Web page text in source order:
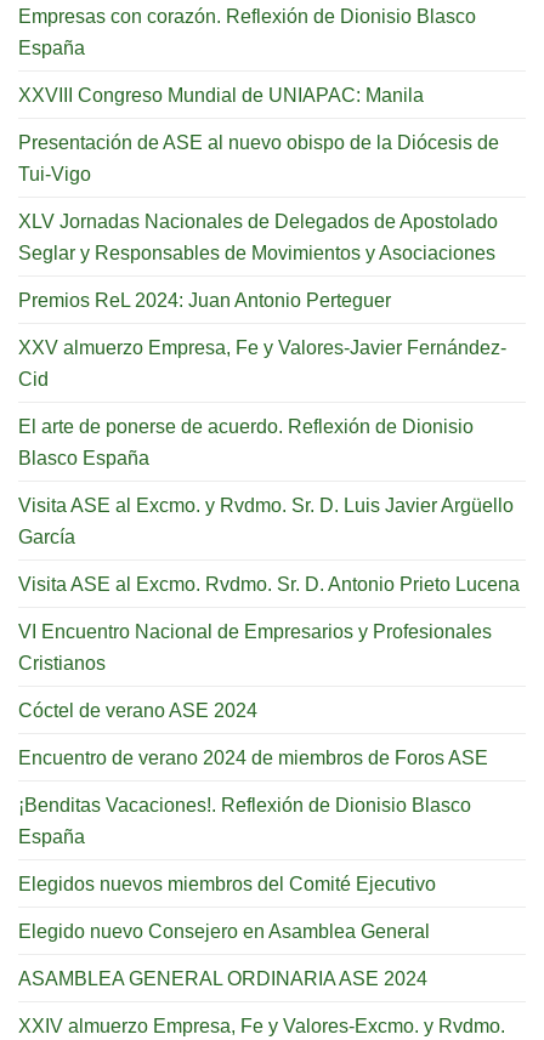
Empresas con corazón. Reflexión de Dionisio Blasco
España
XXVIII Congreso Mundial de UNIAPAC: Manila
Presentación de ASE al nuevo obispo de la Diócesis de
Tui-Vigo
XLV Jornadas Nacionales de Delegados de Apostolado
Seglar y Responsables de Movimientos y Asociaciones
Premios ReL 2024: Juan Antonio Perteguer
XXV almuerzo Empresa, Fe y Valores-Javier Fernández-
Cid
El arte de ponerse de acuerdo. Reflexión de Dionisio
Blasco España
Visita ASE al Excmo. y Rvdmo. Sr. D. Luis Javier Argüello
García
Visita ASE al Excmo. Rvdmo. Sr. D. Antonio Prieto Lucena
VI Encuentro Nacional de Empresarios y Profesionales
Cristianos
Cóctel de verano ASE 2024
Encuentro de verano 2024 de miembros de Foros ASE
¡Benditas Vacaciones!. Reflexión de Dionisio Blasco
España
Elegidos nuevos miembros del Comité Ejecutivo
Elegido nuevo Consejero en Asamblea General
ASAMBLEA GENERAL ORDINARIA ASE 2024
XXIV almuerzo Empresa, Fe y Valores-Excmo. y Rvdmo.